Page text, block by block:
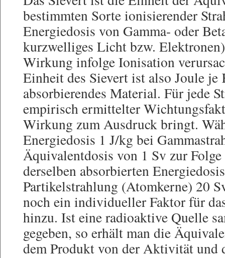
bestimmten Sorte ionisierender
Energiedosis von Gamma- oder
kurzwelliges Licht bzw.
Wirkung infolge Ionisation
Einheit des Sievert ist also Joule
absorbierendes Material. Für jede
empirisch ermittelter
Wirkung zum Ausdruck bringt.
Energiedosis 1 J/kg bei
Äquivalentdosis von 1 Sv zur
derselben absorbierten
Partikelstrahlung (Atomkerne) 20
noch ein individueller Faktor für
hinzu. Ist eine radioaktive Quelle
gegeben, so erhält man die
dem Produkt von der Aktivität und